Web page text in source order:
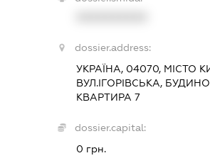
dossier.address:
УКРАЇНА, 04070, МІСТО
ВУЛ.ІГОРІВСЬКА,
КВАРТИРА 7
dossier.capital:
0 грн.